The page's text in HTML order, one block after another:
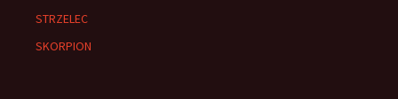
STRZELEC
SKORPION